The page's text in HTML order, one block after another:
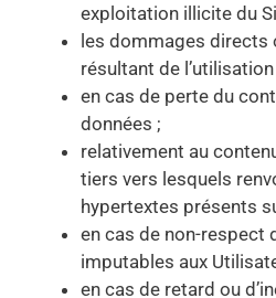
exploitation illicite du
les dommages directs
résultant de
en cas de perte du
données ;
relativement au
tiers vers lesquels
hypertextes présents
en cas de non-respect
imputables aux
en cas de retard ou